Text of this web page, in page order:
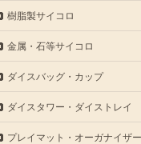
樹脂製サイコロ
金属・石等サイコロ
ダイスバッグ・カップ
ダイスタワー・ダイストレイ
プレイマット・オーガナイザー